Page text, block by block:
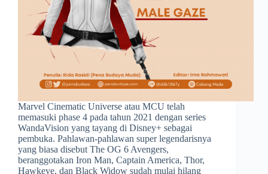
Marvel Cinematic Universe atau MCU telah
memasuki phase 4 pada tahun 2021 dengan series
WandaVision yang tayang di Disney+ sebagai
pembuka. Pahlawan-pahlawan super legendarisnya
yang biasa disebut The OG 6 Avengers,
beranggotakan Iron Man, Captain America, Thor,
Hawkeye, dan Black Widow sudah mulai hilang